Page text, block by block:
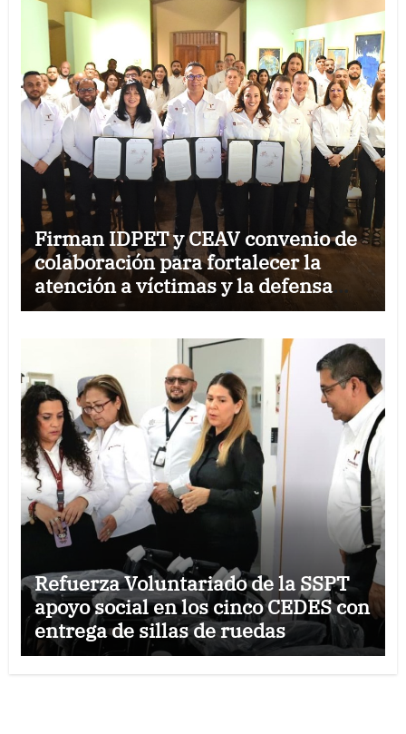
Firman IDPET y CEAV convenio de
colaboración para fortalecer la
atención a víctimas y la defensa
jurídica en Tamaulipas
Refuerza Voluntariado de la SSPT
apoyo social en los cinco CEDES con
entrega de sillas de ruedas